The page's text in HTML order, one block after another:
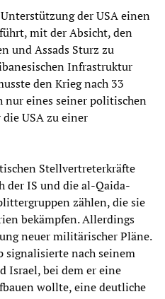
der USA einen
mit der Absicht, den
und Assads Sturz zu
Infrastruktur
den Krieg nach 33
nur eines seiner politischen
USA zu einer
Stellvertreterkräfte
der IS und die al-Qaida-
zählen, die sie
bekämpfen. Allerdings
neuer militärischer Pläne.
signalisierte nach seinem
Israel, bei dem er eine
wollte, eine deutliche